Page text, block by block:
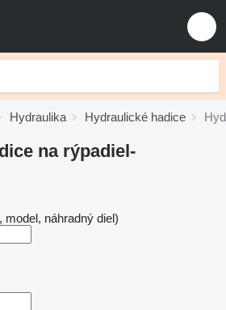
Hydraulika Hydraulické hadice
na rýpadiel-
náhradný diel)